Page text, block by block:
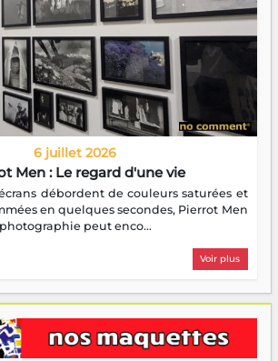
6 juillet 2026
Men : Le regard d'une vie
débordent de couleurs saturées et
en quelques secondes, Pierrot Men
peut enco...
Voir plus